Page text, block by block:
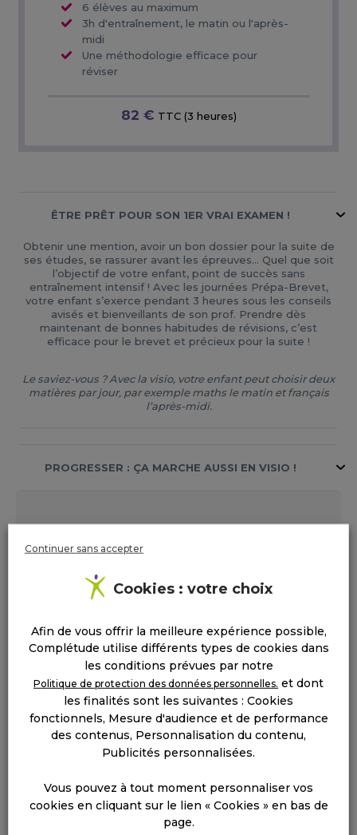
6 élèves au maximum
3h d'entraînement, le matin ou l'après-
midi
Une méthodologie efficace pour
réviser
82 € TTC (3 heures)
ÊTRE PRÊT POUR SON 1ER VRAI EXAMEN !
Obtenir une mention, avoir un bon dossier pour la suite de
ses études, se rassurer avant les épreuves… Quel que soit
l’objectif de votre enfant, point de succès sans
entraînement intensif ! Avec les journées Prépa-Brevet,
votre enfant s’exerce pendant 3 heures sous les conseils
avisés et bienveillants de son prof. Prendre dès
maintenant de bonnes habitudes de révisions, c’est
efficace pour le brevet et précieux pour la suite !
Le saviez-vous ? Avec la visio, votre enfant peut choisir deux
matières par jour, par exemple maths le matin et français
l’après-midi.
PROGRESSER : ÇA MARCHE AUSSI EN VISIO !
votre agence
01 42 50 00 44
TROUVERMON AGENCE
ME FAIRE RAPPELER
ENVOYER UN MESSAGE
Continuer sans accepter
Cookies : votre choix
Afin de vous offrir la meilleure expérience possible,
Complétude utilise différents types de cookies dans
les conditions prévues par notre
Politique de protection des données personnelles. et dont
les finalités sont les suivantes : Cookies
fonctionnels, Mesure d'audience et de performance
des contenus, Personnalisation du contenu,
Publicités personnalisées.
Vous pouvez à tout moment personnaliser vos
cookies en cliquant sur le lien « Cookies » en bas de
page.